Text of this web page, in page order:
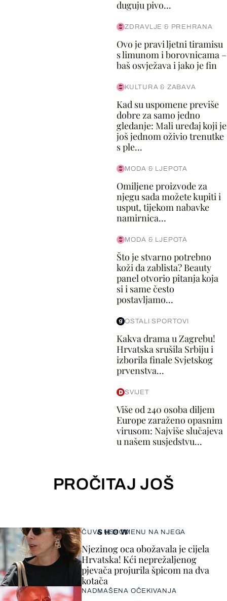
duguju pivo...
ZDRAVLJE & PREHRANA
Ovo je pravi ljetni tiramisu
s limunom i borovnicama –
baš osvježava i jako je fin
KULTURA & ZABAVA
Kad su uspomene previše
dobre za samo jedno
gledanje: Mali uređaj koji je
još jednom oživio trenutke
s ple...
MODA & LJEPOTA
Omiljene proizvode za
njegu sada možete kupiti i
usput, tijekom nabavke
namirnica...
MODA & LJEPOTA
Što je stvarno potrebno
koži da zablista? Beauty
panel otvorio pitanja koja
si i same često
postavljamo...
OSTALI SPORTOVI
Kakva drama u Zagrebu!
Hrvatska srušila Srbiju i
izborila finale Svjetskog
prvenstva...
SVIJET
Više od 240 osoba diljem
Europe zaraženo opasnim
virusom: Najviše slučajeva
u našem susjedstvu...
PROČITAJ JOŠ
SHOW
ČUVA USPOMENU NA NJEGA
Njezinog oca obožavala je cijela
Hrvatska! Kći neprežaljenog
pjevača projurila špicom na dva
kotača
NADMAŠENA OČEKIVANJA